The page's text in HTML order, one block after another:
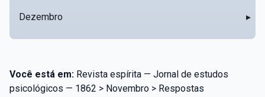
Dezembro ▸
Você está em: Revista espírita — Jornal de estudos
psicológicos — 1862 > Novembro > Respostas